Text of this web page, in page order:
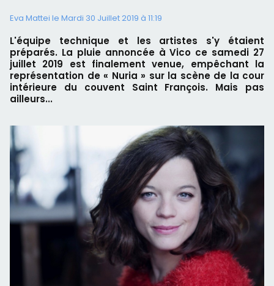
Eva Mattei le Mardi 30 Juillet 2019 à 11:19
L'équipe technique et les artistes s'y étaient
préparés. La pluie annoncée à Vico ce samedi 27
juillet 2019 est finalement venue, empêchant la
représentation de « Nuria » sur la scène de la cour
intérieure du couvent Saint François. Mais pas
ailleurs...